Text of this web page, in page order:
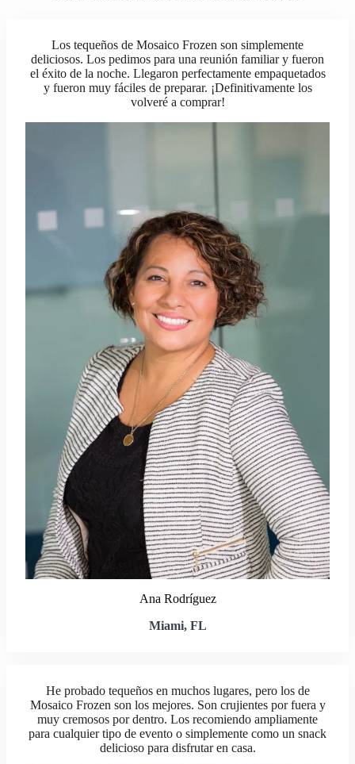
Los tequeños de Mosaico Frozen son simplemente
deliciosos. Los pedimos para una reunión familiar y fueron
el éxito de la noche. Llegaron perfectamente empaquetados
y fueron muy fáciles de preparar. ¡Definitivamente los
volveré a comprar!
Ana Rodríguez
Miami, FL
He probado tequeños en muchos lugares, pero los de
Mosaico Frozen son los mejores. Son crujientes por fuera y
muy cremosos por dentro. Los recomiendo ampliamente
para cualquier tipo de evento o simplemente como un snack
delicioso para disfrutar en casa.